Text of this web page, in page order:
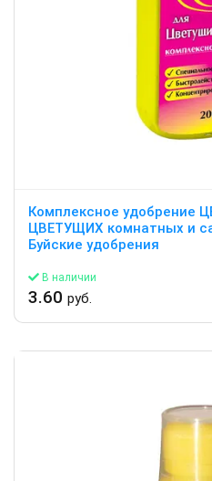
Комплексное удобрение
ЦВЕТУЩИХ комнатных и
Буйские удобрения
В наличии
3.60 руб.